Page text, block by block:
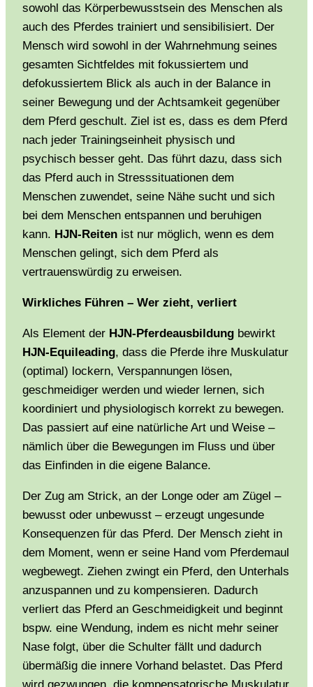
sowohl das Körperbewusstsein des Menschen als
auch des Pferdes trainiert und sensibilisiert. Der
Mensch wird sowohl in der Wahrnehmung seines
gesamten Sichtfeldes mit fokussiertem und
defokussiertem Blick als auch in der Balance in
seiner Bewegung und der Achtsamkeit gegenüber
dem Pferd geschult. Ziel ist es, dass es dem Pferd
nach jeder Trainingseinheit physisch und
psychisch besser geht. Das führt dazu, dass sich
das Pferd auch in Stresssituationen dem
Menschen zuwendet, seine Nähe sucht und sich
bei dem Menschen entspannen und beruhigen
kann. HJN-Reiten ist nur möglich, wenn es dem
Menschen gelingt, sich dem Pferd als
vertrauenswürdig zu erweisen.
Wirkliches Führen – Wer zieht, verliert
Als Element der HJN-Pferdeausbildung bewirkt
HJN-Equileading, dass die Pferde ihre Muskulatur
(optimal) lockern, Verspannungen lösen,
geschmeidiger werden und wieder lernen, sich
koordiniert und physiologisch korrekt zu bewegen.
Das passiert auf eine natürliche Art und Weise –
nämlich über die Bewegungen im Fluss und über
das Einfinden in die eigene Balance.
Der Zug am Strick, an der Longe oder am Zügel –
bewusst oder unbewusst – erzeugt ungesunde
Konsequenzen für das Pferd. Der Mensch zieht in
dem Moment, wenn er seine Hand vom Pferdemaul
wegbewegt. Ziehen zwingt ein Pferd, den Unterhals
anzuspannen und zu kompensieren. Dadurch
verliert das Pferd an Geschmeidigkeit und beginnt
bspw. eine Wendung, indem es nicht mehr seiner
Nase folgt, über die Schulter fällt und dadurch
übermäßig die innere Vorhand belastet. Das Pferd
wird gezwungen, die kompensatorische Muskulatur